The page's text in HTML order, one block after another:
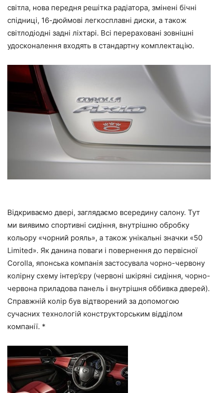
світла, нова передня решітка радіатора, змінені бічні
спідниці, 16-дюймові легкосплавні диски, а також
світлодіодні задні ліхтарі. Всі перераховані зовнішні
удосконалення входять в стандартну комплектацію.
Відкриваємо двері, заглядаємо всередину салону. Тут
ми виявимо спортивні сидіння, внутрішню обробку
кольору «чорний рояль», а також унікальні значки «50
Limited». Як данина поваги і повернення до первісної
Corolla, японська компанія застосувала чорно-червону
колірну схему інтер’єру (червоні шкіряні сидіння, чорно-
червона приладова панель і внутрішня оббивка дверей).
Справжній колір був відтворений за допомогою
сучасних технологій конструкторським відділом
компанії. *